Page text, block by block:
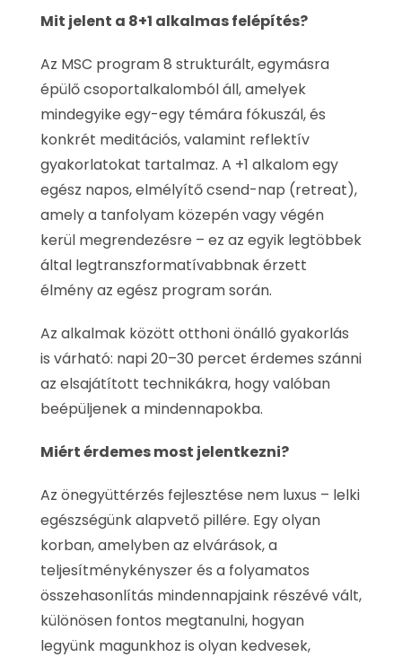
Mit jelent a 8+1 alkalmas felépítés?
Az MSC program 8 strukturált, egymásra
épülő csoportalkalomból áll, amelyek
mindegyike egy-egy témára fókuszál, és
konkrét meditációs, valamint reflektív
gyakorlatokat tartalmaz. A +1 alkalom egy
egész napos, elmélyítő csend-nap (retreat),
amely a tanfolyam közepén vagy végén
kerül megrendezésre – ez az egyik legtöbbek
által legtranszformatívabbnak érzett
élmény az egész program során.
Az alkalmak között otthoni önálló gyakorlás
is várható: napi 20–30 percet érdemes szánni
az elsajátított technikákra, hogy valóban
beépüljenek a mindennapokba.
Miért érdemes most jelentkezni?
Az önegyüttérzés fejlesztése nem luxus – lelki
egészségünk alapvető pillére. Egy olyan
korban, amelyben az elvárások, a
teljesítménykényszer és a folyamatos
összehasonlítás mindennapjaink részévé vált,
különösen fontos megtanulni, hogyan
legyünk magunkhoz is olyan kedvesek,